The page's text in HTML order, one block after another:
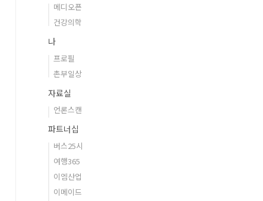
메디오픈
건강의학
나
프로필
촌부일상
자료실
언론스캔
파트너십
버스25시
여행365
이엠산업
이메이드